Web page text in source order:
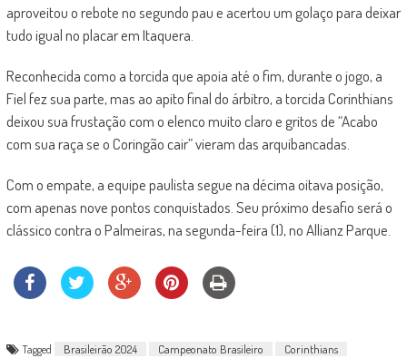
aproveitou o rebote no segundo pau e acertou um golaço para deixar
tudo igual no placar em Itaquera.
Reconhecida como a torcida que apoia até o fim, durante o jogo, a
Fiel fez sua parte, mas ao apito final do árbitro, a torcida Corinthians
deixou sua frustação com o elenco muito claro e gritos de “Acabo
com sua raça se o Coringão cair” vieram das arquibancadas.
Com o empate, a equipe paulista segue na décima oitava posição,
com apenas nove pontos conquistados. Seu próximo desafio será o
clássico contra o Palmeiras, na segunda-feira (1), no Allianz Parque.
Tagged Brasileirão 2024 Campeonato Brasileiro
Corinthians